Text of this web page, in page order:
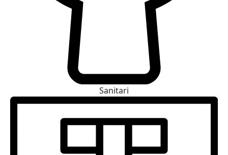
Sanitari